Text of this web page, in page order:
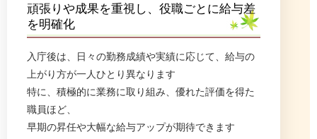
頑張りや成果を重視し、役職ごとに給与差
を明確化
入庁後は、日々の勤務成績や実績に応じて、給与の
上がり方が一人ひとり異なります
特に、積極的に業務に取り組み、優れた評価を得た
職員ほど、
早期の昇任や大幅な給与アップが期待できます